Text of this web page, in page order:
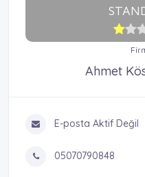
Ahmet
E-posta Aktif Değil
05070790848